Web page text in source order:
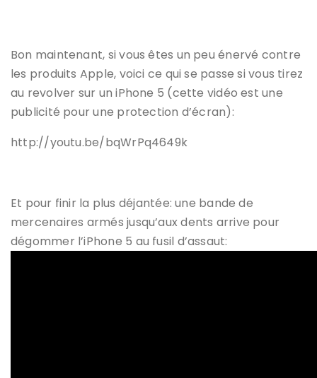
Bon maintenant, si vous êtes un peu énervé contre
les produits Apple, voici ce qui se passe si vous tirez
au revolver sur un iPhone 5 (cette vidéo est une
publicité pour une protection d’écran):
http://youtu.be/bqWrPq4649k
Et pour finir la plus déjantée: une bande de
mercenaires armés jusqu’aux dents arrive pour
dégommer l’iPhone 5 au fusil d’assaut: